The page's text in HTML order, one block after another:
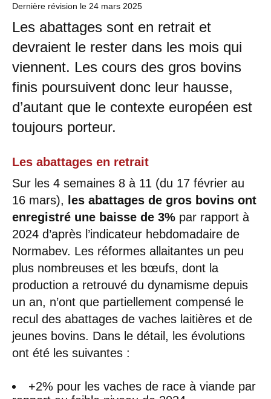
Dernière révision le 24 mars 2025
Les abattages sont en retrait et
devraient le rester dans les mois qui
viennent. Les cours des gros bovins
finis poursuivent donc leur hausse,
d’autant que le contexte européen est
toujours porteur.
Les abattages en retrait
Sur les 4 semaines 8 à 11 (du 17 février au
16 mars),
les abattages de gros bovins ont
enregistré une baisse de 3% par rapport à
2024 d’après l’indicateur hebdomadaire de
Normabev. Les réformes allaitantes un peu
plus nombreuses et les bœufs, dont la
production a retrouvé du dynamisme depuis
un an, n’ont que partiellement compensé le
recul des abattages de vaches laitières et de
jeunes bovins. Dans le détail, les évolutions
ont été les suivantes :
+2% pour les vaches de race à viande par